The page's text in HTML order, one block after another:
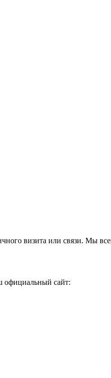
визита или связи. Мы
официальный сайт: